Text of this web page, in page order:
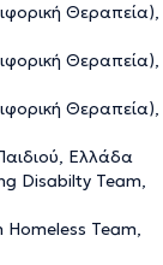
Θεραπεία),
Θεραπεία),
Θεραπεία),
Ελλάδα
Disabilty Team,
Homeless Team,